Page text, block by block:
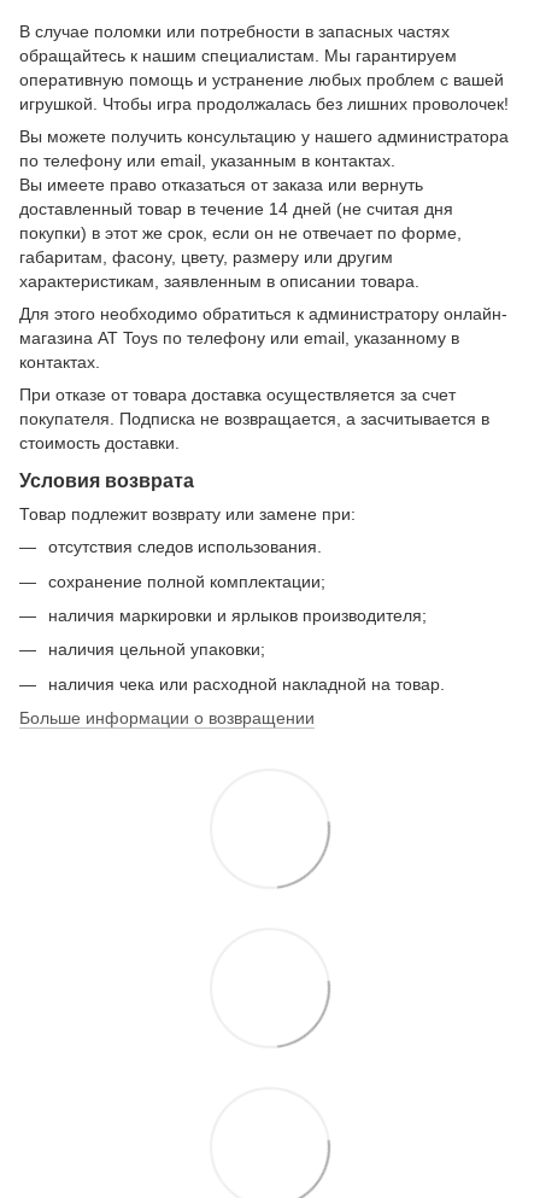
В случае поломки или потребности в запасных частях
обращайтесь к нашим специалистам. Мы гарантируем
оперативную помощь и устранение любых проблем с вашей
игрушкой. Чтобы игра продолжалась без лишних проволочек!
Вы можете получить консультацию у нашего администратора
по телефону или email, указанным в контактах.
Вы имеете право отказаться от заказа или вернуть
доставленный товар в течение 14 дней (не считая дня
покупки) в этот же срок, если он не отвечает по форме,
габаритам, фасону, цвету, размеру или другим
характеристикам, заявленным в описании товара.
Для этого необходимо обратиться к администратору онлайн-
магазина AT Toys по телефону или email, указанному в
контактах.
При отказе от товара доставка осуществляется за счет
покупателя. Подписка не возвращается, а засчитывается в
стоимость доставки.
Условия возврата
Товар подлежит возврату или замене при:
отсутствия следов использования.
сохранение полной комплектации;
наличия маркировки и ярлыков производителя;
наличия цельной упаковки;
наличия чека или расходной накладной на товар.
Больше информации о возвращении